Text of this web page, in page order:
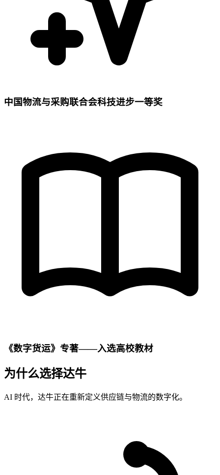
中国物流与采购联合会科技进步一等奖
《数字货运》专著——入选高校教材
为什么选择达牛
AI 时代，达牛正在重新定义供应链与物流的数字化。